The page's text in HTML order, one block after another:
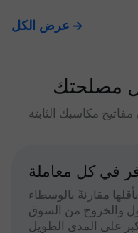
عرض الكل
مصلحتك
مكاسبك الثابتة
في كل معاملة
مقارنةً بالوسطاء
والخروج من السوق